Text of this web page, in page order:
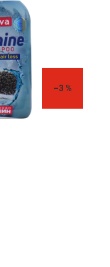
–3 %